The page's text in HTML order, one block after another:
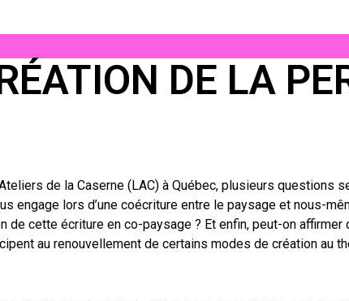
DE LA
de la Caserne (LAC) à Québec, plusieurs questions
engage lors d’une coécriture entre le paysage et nous-
de cette écriture en co-paysage ? Et enfin, peut-on
au renouvellement de certains modes de création au